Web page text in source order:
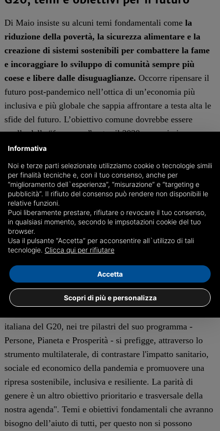
Di Maio insiste su alcuni temi fondamentali come la
riduzione della povertà, la sicurezza alimentare e la
creazione di sistemi sostenibili per combattere la fame
e incoraggiare lo sviluppo di comunità sempre più
coese e libere dalle disuguaglianze. Occorre ripensare il
futuro post-pandemico nell’ottica di un’economia più
inclusiva e più globale che sappia affrontare a testa alta le
sfide del futuro. L’obiettivo comune dovrebbe essere
quello della “fame zero” entro il 2030; una missione
ambiziosa ma che può diventare realtà con l’impegno di
tutti.
La pandemia, ha continuato Luigi Di Maio, ha portato in
evidenza l'interdipendenza tra i vari paesi che prescinde i
confini geografici e le differenze culturali. Per
questo occorre una linea comune per guardare al futuro
con rinnovato ottimismo e un nuovo spirito di inclusività
generale, nell’ottica di economie sempre più green e
sempre più vicine ai cambiamenti e alle situazioni più
critiche.
italiana del G20, nei tre pilastri del suo programma -
Persone, Pianeta e Prosperità - si prefigge, attraverso lo
strumento multilaterale, di contrastare l'impatto sanitario,
sociale ed economico della pandemia e promuovere una
ripresa sostenibile, inclusiva e resiliente. La parità di
genere è un altro obiettivo prioritario e trasversale della
nostra agenda". Temi e obiettivi fondamentali che avranno
bisogno dell’aiuto di tutti, per questo non si possono
Informativa
Noi e terze parti selezionate utilizziamo cookie o tecnologie simili
per finalità tecniche e, con il tuo consenso, anche per
“miglioramento dell`esperienza”, “misurazione” e “targeting e
pubblicità”. Il rifiuto del consenso può rendere non disponibili le
relative funzioni.
Puoi liberamente prestare, rifiutare o revocare il tuo consenso,
in qualsiasi momento, secondo le impsotazioni cookie del tuo
browser.
Usa il pulsante “Accetta” per acconsentire all`utilizzo di tali
tecnologie. Clicca qui per rifiutare
Scopri di più e personalizza
Accetta